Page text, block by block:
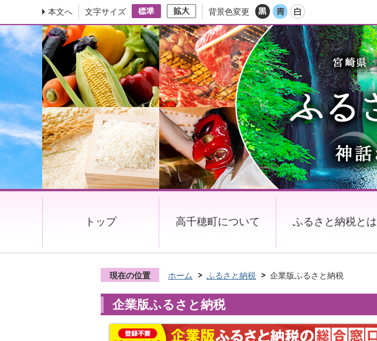
本文へ 文字サイズ 背景色変更
トップ 高千穂町について ふるさと納税とは
現在の位置 ホーム ふるさと納税 企業版ふるさと納税
企業版ふるさと納税